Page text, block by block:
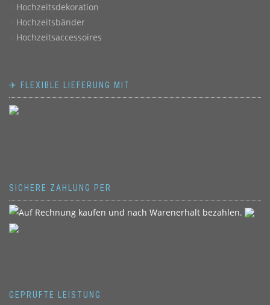
Hochzeitsdekoration
Hochzeitsbänder
Hochzeitsaccessoires
✈ FLEXIBLE LIEFERUNG MIT
SICHERE ZAHLUNG PER
GEPRÜFTE LEISTUNG